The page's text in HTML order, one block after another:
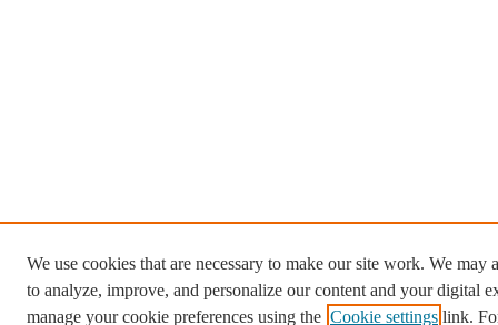
We use cookies that are necessary to make our site work. We may
to analyze, improve, and personalize our content and your digital
manage your cookie preferences using the Cookie settings link.